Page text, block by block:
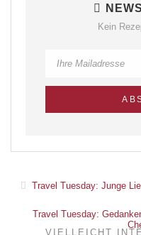
Kein
Travel Tuesday: Junge
Travel Tuesday:
VIELLEICHT